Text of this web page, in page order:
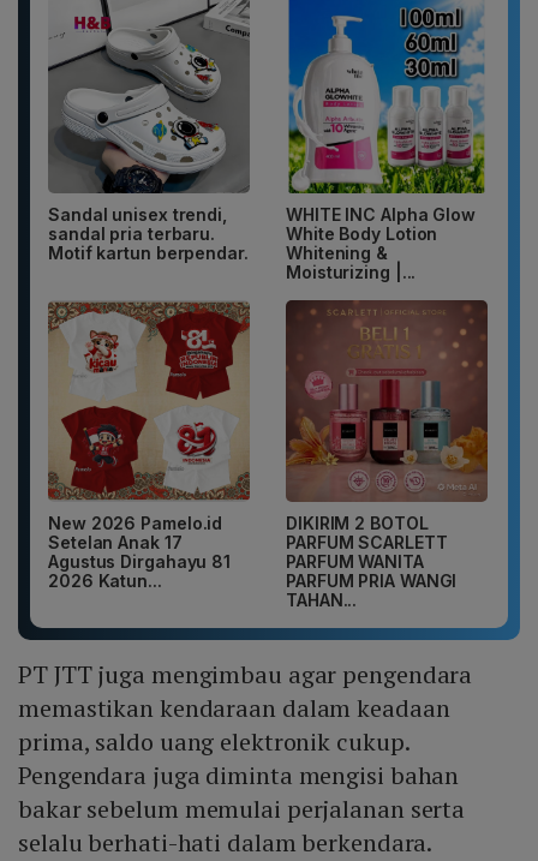
Sandal unisex trendi,
sandal pria terbaru.
Motif kartun berpendar.
WHITE INC Alpha Glow
White Body Lotion
Whitening &
Moisturizing |...
New 2026 Pamelo.id
Setelan Anak 17
Agustus Dirgahayu 81
2026 Katun...
DIKIRIM 2 BOTOL
PARFUM SCARLETT
PARFUM WANITA
PARFUM PRIA WANGI
TAHAN...
PT JTT juga mengimbau agar pengendara
memastikan kendaraan dalam keadaan
prima, saldo uang elektronik cukup.
Pengendara juga diminta mengisi bahan
bakar sebelum memulai perjalanan serta
selalu berhati-hati dalam berkendara.